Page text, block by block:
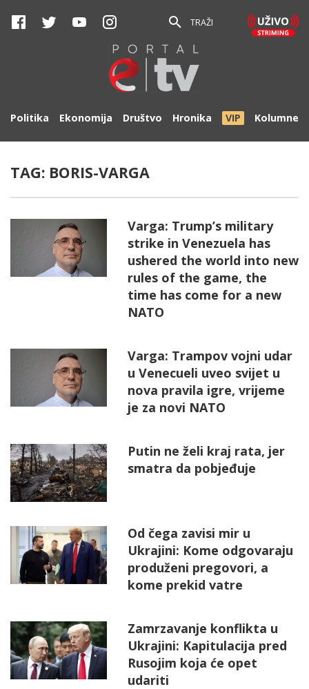
TRAŽI
Politika Ekonomija Društvo Hronika VIP Kolumne
TAG: BORIS-VARGA
Varga: Trump’s military
strike in Venezuela has
ushered the world into new
rules of the game, the
time has come for a new
NATO
Varga: Trampov vojni udar
u Venecueli uveo svijet u
nova pravila igre, vrijeme
je za novi NATO
Putin ne želi kraj rata, jer
smatra da pobjeđuje
Od čega zavisi mir u
Ukrajini: Kome odgovaraju
produženi pregovori, a
kome prekid vatre
Zamrzavanje konflikta u
Ukrajini: Kapitulacija pred
Rusojim koja će opet
udariti